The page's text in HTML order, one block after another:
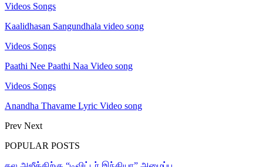
Videos Songs
Kaalidhasan Sangundhala video song
Videos Songs
Paathi Nee Paathi Naa Video song
Videos Songs
Anandha Thavame Lyric Video song
Prev Next
POPULAR POSTS